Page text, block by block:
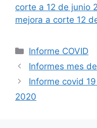
corte a 12 de junio
mejora a corte 12
Categorías
Informe COVID
Informes mes
Informe covid
2020